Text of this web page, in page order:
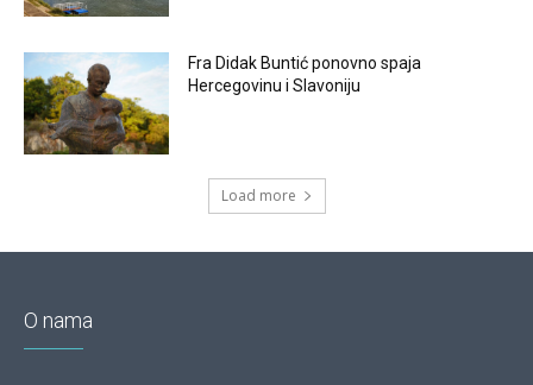
Fra Didak Buntić ponovno spaja
Hercegovinu i Slavoniju
Load more
O nama